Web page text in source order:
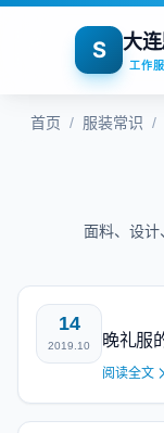
S 大
工作
首页 / 服装常识 /
面料、设计
14
2019.10 晚礼服
阅读全文